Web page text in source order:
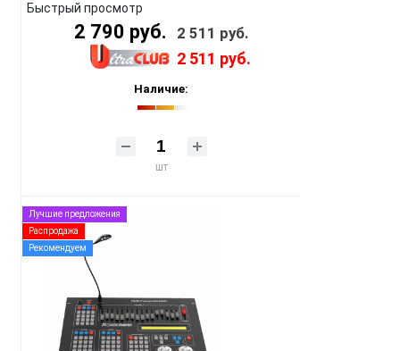
Быстрый просмотр
2 790 руб. 2 511 руб.
2 511 руб.
Наличие:
шт
Лучшие предложения
Распродажа
Рекомендуем